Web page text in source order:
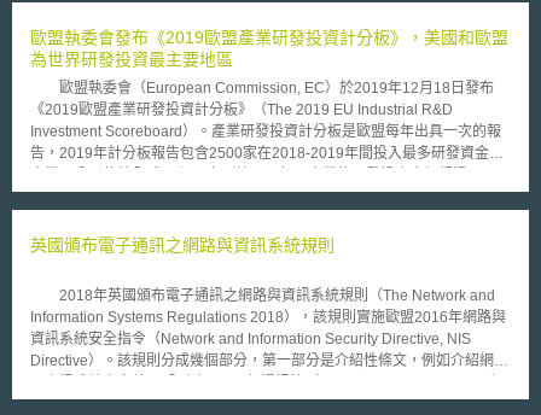
個人資料管理系統符合DPA之規範且具有一定程度之安全性，BSI試圖提出
有關個人資料管理一致性之標準規範，以供組織在個人資料處理程序工作上
之遵循。該標準規範如同BS EN ISO 9001:2000之品質管理系統(Quality
Management System)及BS ISO/EC 27001:2005之資訊安全管理系統標
準，以PDCA週期(Plan-Do-Check-Act)進行規劃，並透過執行所規範之流
程落實個人資料之保護。 目前該草案已經公布，BSI於2009年3月31日
前將接受各界對於該草案之諮詢及舉辦公聽會，以求標準規範之完善。
歐盟執委會發布《2019歐盟產業研發投資計分板》，美國和歐盟
為世界研發投資最主要地區
歐盟執委會（European Commission, EC）於2019年12月18日發布
《2019歐盟產業研發投資計分板》（The 2019 EU Industrial R&D
Investment Scoreboard）。產業研發投資計分板是歐盟每年出具一次的報
告，2019年計分板報告包含2500家在2018-2019年間投入最多研發資金的
萬歐元，總計約為8234億歐元，為全球研發支出的90%。在這2500家企業
額的38％；318家來自日本，佔13％；507家中國公司，佔12％。 報
球研發資金投入比例不斷增加。另外，研發投資高度集中於大型企業；在這
2500家企業中，前10大、前50大企業分別佔研發總額的15%和40%。前50
大企業中，最多者為美國企業22家和歐盟企業17家。再從研發投資領域觀
察，前三大領域分別為資通訊產業（38.7%）、健康（20.7%）和汽車產業
（17.2%），佔總量的76.6%。但每一個國家重視的領域不盡相同，例如歐
英國頒布電子通訊之網路與資訊系統規則
2018年英國頒布電子通訊之網路與資訊系統規則（The Network and
Information Systems Regulations 2018），該規則實施歐盟2016年網路與
資訊系統安全指令（Network and Information Security Directive, NIS
Directive）。該規則分成幾個部分，第一部分是介紹性條文，例如介紹網路
第32條第1項所指的電子通訊網路；（b）一組或多組互聯或相關設備，其